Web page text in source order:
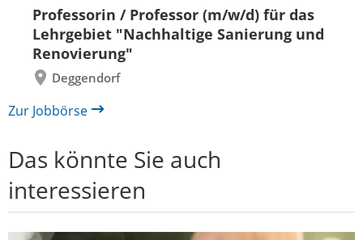
Professorin / Professor (m/w/d) für das
Lehrgebiet "Nachhaltige Sanierung und
Renovierung"
Deggendorf
zurück
Zur Jobbörse
Das könnte Sie auch
interessieren